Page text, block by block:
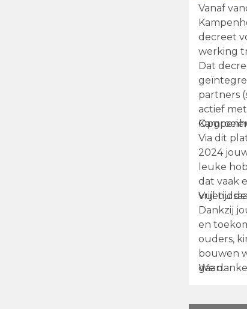
Vanaf
decreet
werking
Dat
partners
actief
Via dit
2024
leuke
dat vaak
Vul nu
Dankzij
en
ouders,
bouwen
gaan.
We